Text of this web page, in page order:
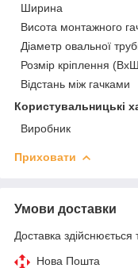
Ширина
Висота монтажного
Діаметр овальної
Розмір кріплення
Відстань між гачками
Користувальницькі
Виробник
Приховати
Умови доставки
Доставка здійснюється
Нова Пошта